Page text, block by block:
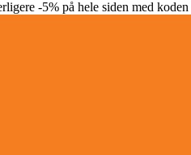
-5% på hele siden med koden